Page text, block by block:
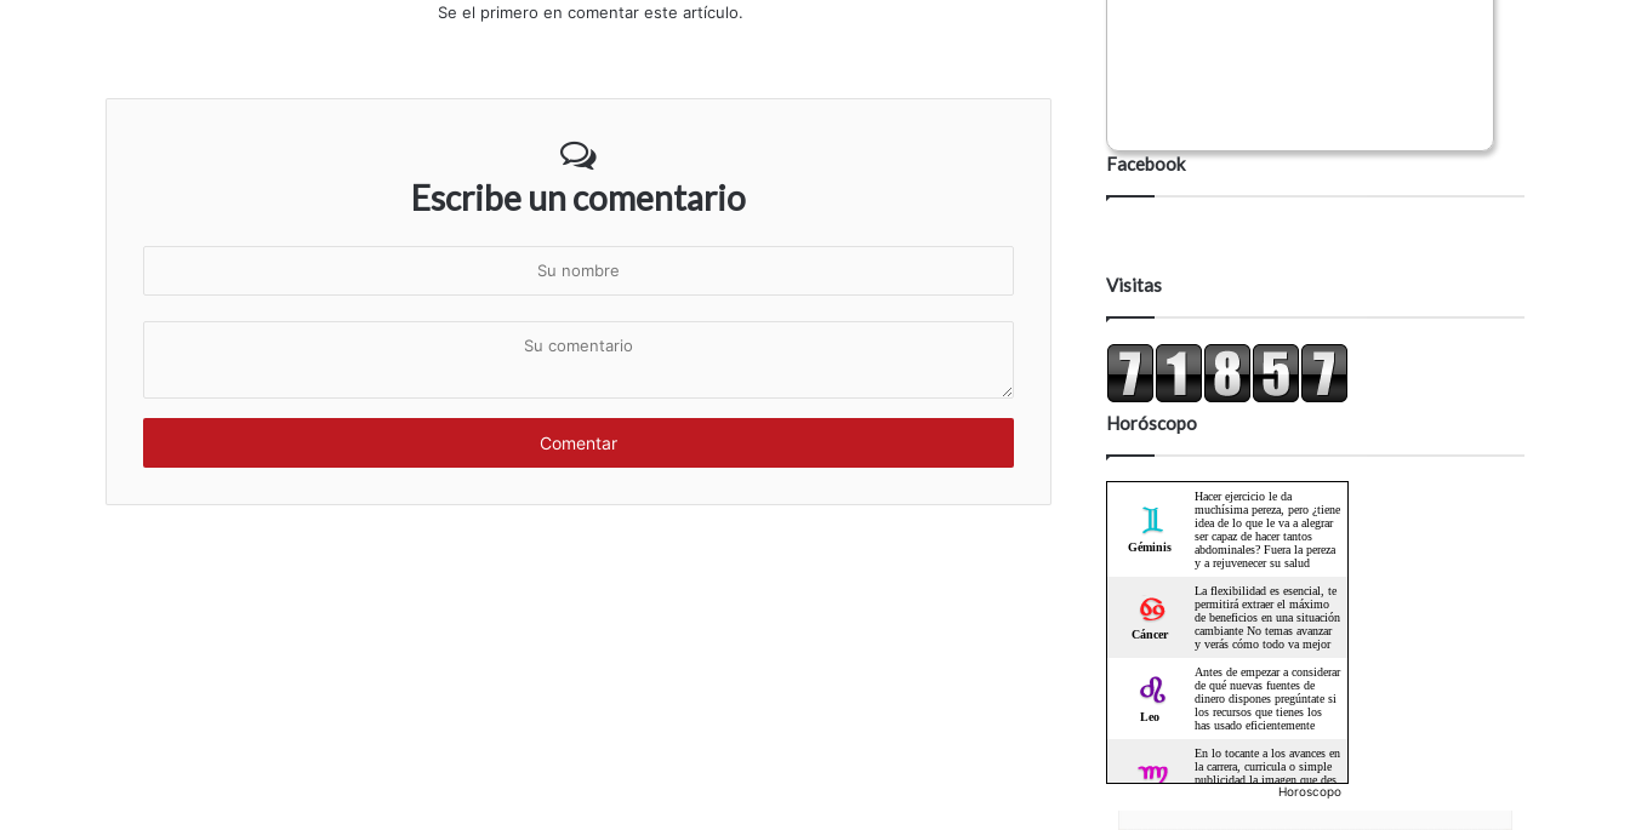
Se el primero en comentar este artículo.
Escribe un comentario
t
Facebook
Visitas
Horóscopo
Horoscopo